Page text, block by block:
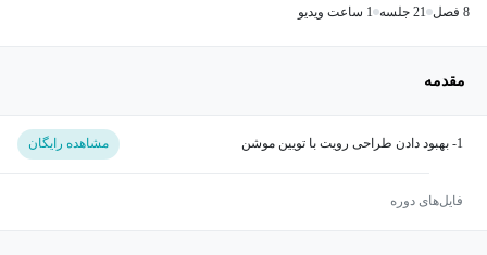
8 فصل 21 جلسه 1 ساعت ویدیو
مقدمه
مشاهده رایگان
فایل‌های دوره